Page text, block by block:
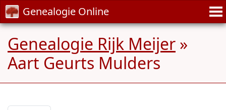
Genealogie Online
Genealogie Rijk Meijer »
Aart Geurts Mulders